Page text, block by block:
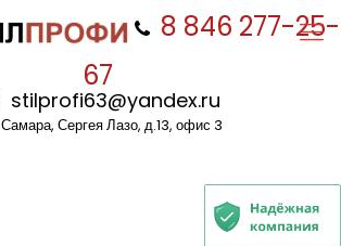
8 846 277-25-
67
stilprofi63@yandex.ru
Самара, Сергея Лазо, д.13, офис 3